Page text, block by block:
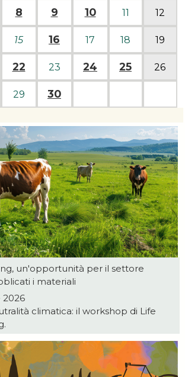
8 9 10 11 12
15 16 17 18 19
22 23 24 25 26
29 30
un'opportunità per il settore
i materiali
2026
climatica: il workshop di Life